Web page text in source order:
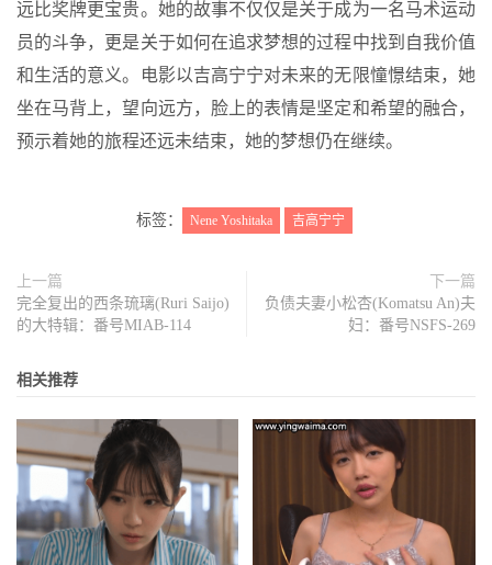
远比奖牌更宝贵。她的故事不仅仅是关于成为一名马术运动
员的斗争，更是关于如何在追求梦想的过程中找到自我价值
和生活的意义。电影以吉高宁宁对未来的无限憧憬结束，她
坐在马背上，望向远方，脸上的表情是坚定和希望的融合，
预示着她的旅程还远未结束，她的梦想仍在继续。
标签： Nene Yoshitaka 吉高宁宁
上一篇
完全复出的西条琉璃(Ruri Saijo)
的大特辑：番号MIAB-114
下一篇
负债夫妻小松杏(Komatsu An)夫
妇：番号NSFS-269
相关推荐